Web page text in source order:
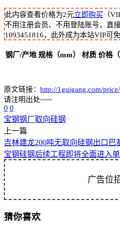
此内容查看价格为2元立即购买 （
不用注册会员、不用登陆账号，直
1093451816，此外成为本站VIP可
钢厂/产地 规格（mm） 材质 价格（
原文链接： http://1guigang.com/
请注明出处~~~
0 0
宝钢钢厂取向硅钢
上一篇
吉林建龙200吨无取向硅钢出口巴
宝钢硅钢后续工程即将全面进入
广告位
猜你喜欢